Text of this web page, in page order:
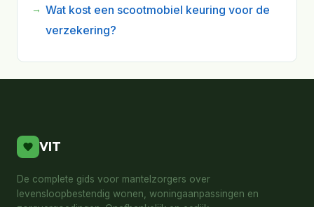
Wat kost een scootmobiel keuring voor de
verzekering?
VIT
De complete gids voor mantelzorgers over
levensloopbestendig wonen, woningaanpassingen en